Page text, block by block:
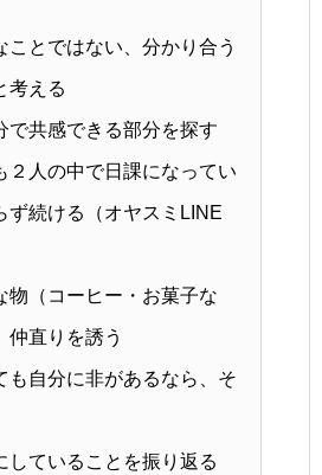
ことではない、分かり合う
考える
で共感できる部分を探す
２人の中で日課になってい
ず続ける（オヤスミLINE
物（コーヒー・お菓子な
仲直りを誘う
も自分に非があるなら、そ
していることを振り返る